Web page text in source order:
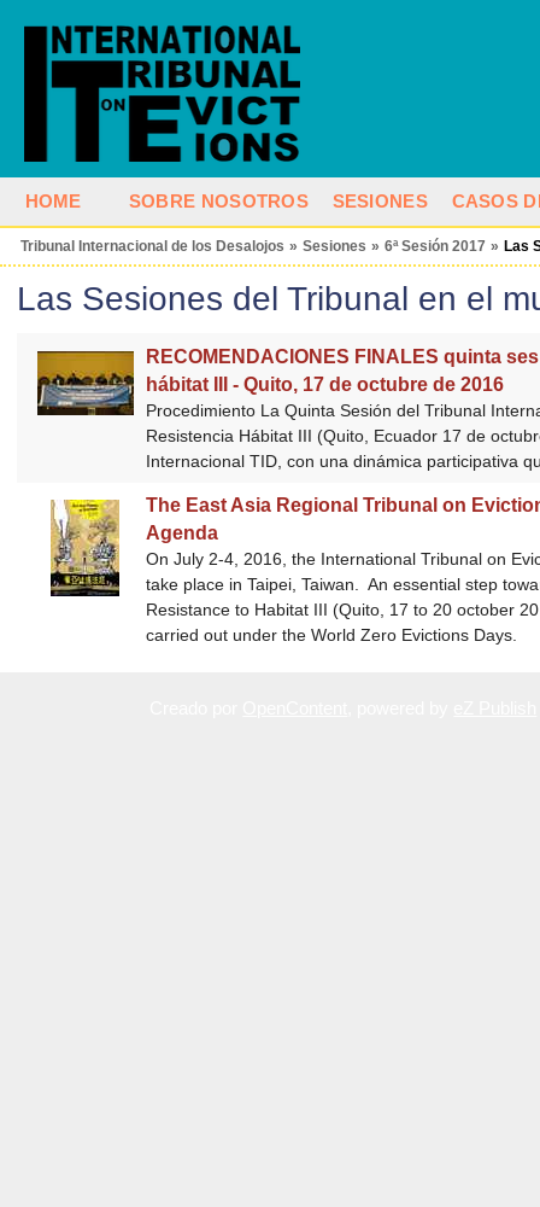
HOME SOBRE NOSOTROS SESIONES CASOS
Tribunal Internacional de los Desalojos » Sesiones » 6ª Sesión 2017 » Las
Las Sesiones del Tribunal en el
RECOMENDACIONES FINALES quinta
hábitat III - Quito, 17 de octubre de 2016
Procedimiento La Quinta Sesión del Tribunal
Resistencia Hábitat III (Quito, Ecuador 17 de
Internacional TID, con una dinámica participativa
The East Asia Regional Tribunal on
Agenda
On July 2-4, 2016, the International Tribunal on
take place in Taipei, Taiwan. An essential step
Resistance to Habitat III (Quito, 17 to 20 october
carried out under the World Zero Evictions Days.